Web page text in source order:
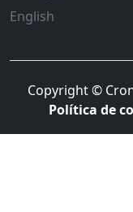
English
Copyright ©
Política de